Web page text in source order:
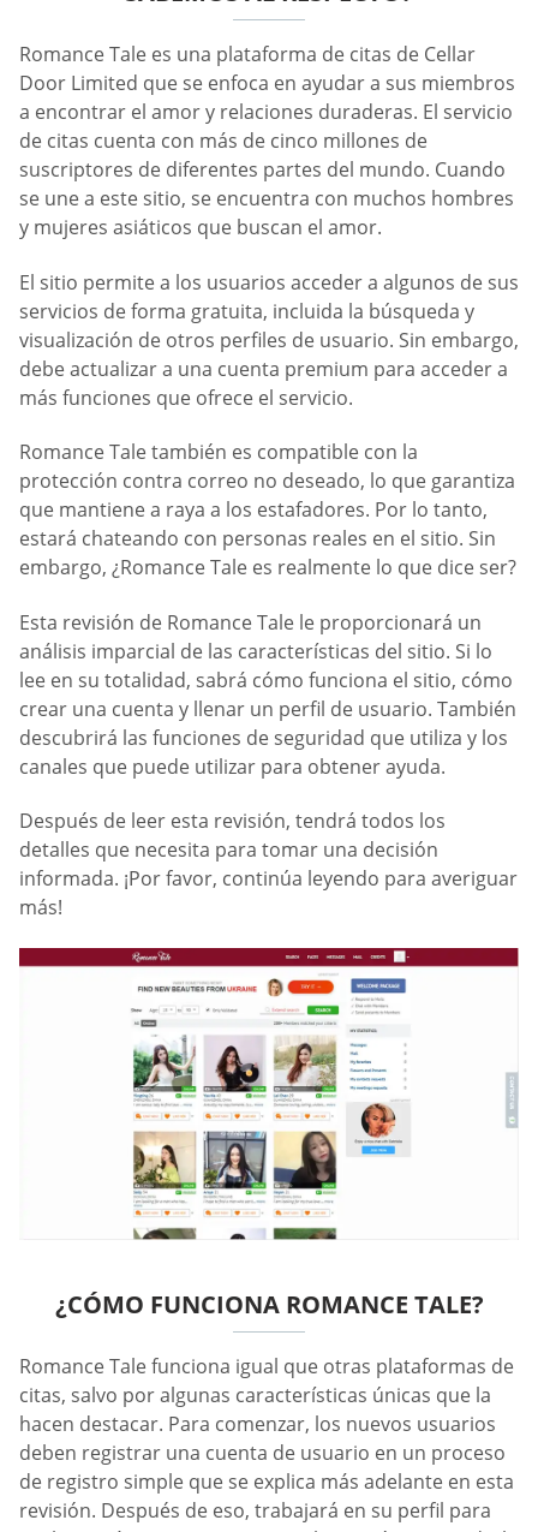
Romance Tale es una plataforma de citas de Cellar
Door Limited que se enfoca en ayudar a sus miembros
a encontrar el amor y relaciones duraderas. El servicio
de citas cuenta con más de cinco millones de
suscriptores de diferentes partes del mundo. Cuando
se une a este sitio, se encuentra con muchos hombres
y mujeres asiáticos que buscan el amor.
El sitio permite a los usuarios acceder a algunos de sus
servicios de forma gratuita, incluida la búsqueda y
visualización de otros perfiles de usuario. Sin embargo,
debe actualizar a una cuenta premium para acceder a
más funciones que ofrece el servicio.
Romance Tale también es compatible con la
protección contra correo no deseado, lo que garantiza
que mantiene a raya a los estafadores. Por lo tanto,
estará chateando con personas reales en el sitio. Sin
embargo, ¿Romance Tale es realmente lo que dice ser?
Esta revisión de Romance Tale le proporcionará un
análisis imparcial de las características del sitio. Si lo
lee en su totalidad, sabrá cómo funciona el sitio, cómo
crear una cuenta y llenar un perfil de usuario. También
descubrirá las funciones de seguridad que utiliza y los
canales que puede utilizar para obtener ayuda.
Después de leer esta revisión, tendrá todos los
detalles que necesita para tomar una decisión
informada. ¡Por favor, continúa leyendo para averiguar
más!
¿CÓMO FUNCIONA ROMANCE TALE?
Romance Tale funciona igual que otras plataformas de
citas, salvo por algunas características únicas que la
hacen destacar. Para comenzar, los nuevos usuarios
deben registrar una cuenta de usuario en un proceso
de registro simple que se explica más adelante en esta
revisión. Después de eso, trabajará en su perfil para